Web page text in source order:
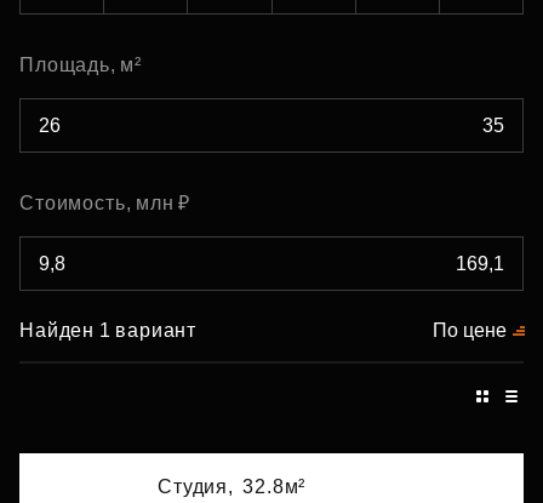
Площадь, м²
Стоимость, млн ₽
Найден 1 вариант По цене
Студия, 32.8м²